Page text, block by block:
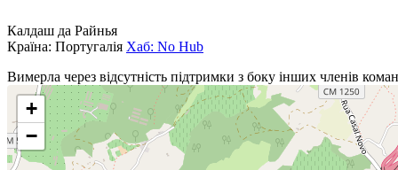
Калдаш да Райнья
Країна: Португалія Хаб: No Hub
Вимерла через відсутність підтримки з боку інших членів
+
−